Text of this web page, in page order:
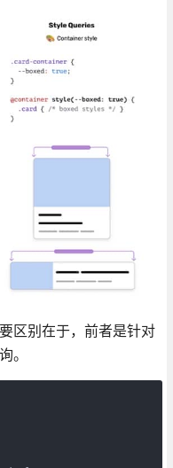
区别在于，前者是针对
。